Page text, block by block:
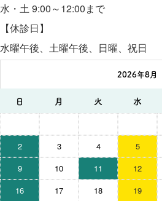
水・土 9:00～12:00まで
【休診日】
水曜午後、土曜午後、日曜、祝日
2026年8月
日 月 火 水
2
3 4 5
9
10 11 12
16
17 18 19